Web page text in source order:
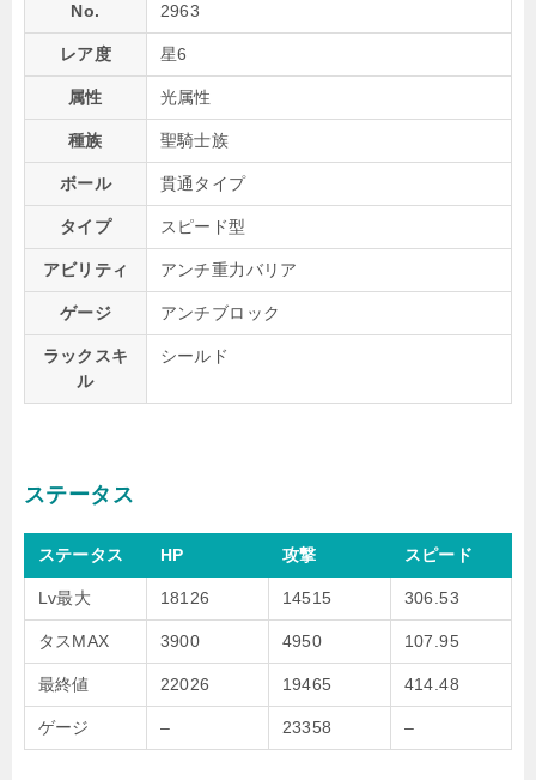
No. 2963
レア度 星6
属性 光属性
種族 聖騎士族
ボール 貫通タイプ
タイプ スピード型
アビリティ アンチ重力バリア
ゲージ アンチブロック
ラックスキ
ル
シールド
ステータス
ステータス HP 攻撃 スピード
Lv最大 18126 14515 306.53
タスMAX 3900 4950 107.95
最終値 22026 19465 414.48
ゲージ – 23358 –